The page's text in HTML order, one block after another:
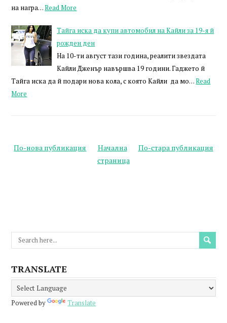
на награ…Read More
Тайга иска да купи автомобил на Кайли за 19-я й
рожден ден
На 10-ти август тази година, реалити звездата
Кайли Дженър навършва 19 години. Гаджето й
Тайга иска да й подари нова кола, с която Кайли да мо…Read
More
По-нова публикация По-стара публикация
Начална
страница
TRANSLATE
Powered by Translate